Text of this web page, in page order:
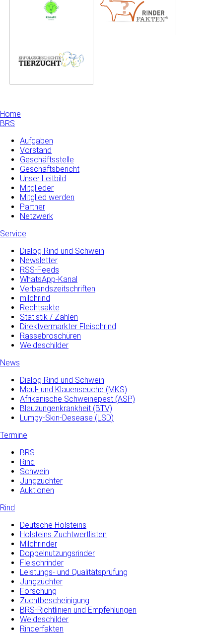
Home
BRS
Aufgaben
Vorstand
Geschäftsstelle
Geschäftsbericht
Unser Leitbild
Mitglieder
Mitglied werden
Partner
Netzwerk
Service
Dialog Rind und Schwein
Newsletter
RSS-Feeds
WhatsApp-Kanal
Verbandszeitschriften
milchrind
Rechtsakte
Statistik / Zahlen
Direktvermarkter Fleischrind
Rassebroschüren
Weideschilder
News
Dialog Rind und Schwein
Maul- und­ Klauenseuche­ (MKS)
Afrikanische Schweinepest (ASP)
Blauzungenkrankheit (BTV)
Lumpy-Skin-Desease (LSD)
Termine
BRS
Rind
Schwein
Jungzüchter
Auktionen
Rind
Deutsche Holsteins
Holsteins Zuchtwertlisten
Milchrinder
Doppelnutzungsrinder
Fleischrinder
Leistungs- und Qualitätsprüfung
Jungzüchter
Forschung
Zuchtbescheinigung
BRS-Richtlinien und Empfehlungen
Weideschilder
Rinderfakten